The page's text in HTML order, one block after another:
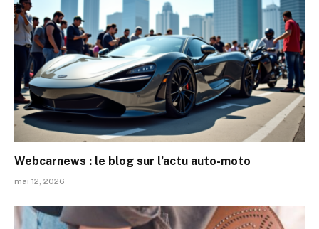
Webcarnews : le blog sur l’actu auto-moto
mai 12, 2026